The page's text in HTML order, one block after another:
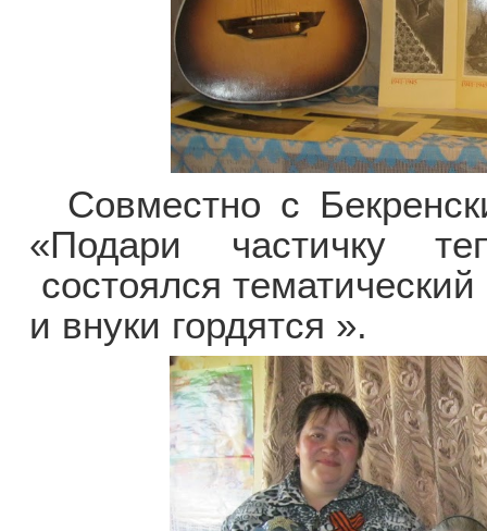
Совместно с
«Подари частичку
состоялся
и внуки гордятся ».